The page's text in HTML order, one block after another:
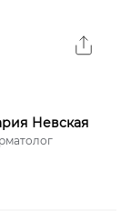
Невская